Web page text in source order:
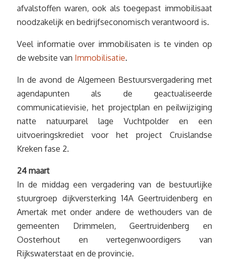
afvalstoffen waren, ook als toegepast immobilisaat
noodzakelijk en bedrijfseconomisch verantwoord is.
Veel informatie over immobilisaten is te vinden op
de website van Immobilisatie.
In de avond de Algemeen Bestuursvergadering met
agendapunten als de geactualiseerde
communicatievisie, het projectplan en peilwijziging
natte natuurparel lage Vuchtpolder en een
uitvoeringskrediet voor het project Cruislandse
Kreken fase 2.
24 maart
In de middag een vergadering van de bestuurlijke
stuurgroep dijkversterking 14A Geertruidenberg en
Amertak met onder andere de wethouders van de
gemeenten Drimmelen, Geertruidenberg en
Oosterhout en vertegenwoordigers van
Rijkswaterstaat en de provincie.